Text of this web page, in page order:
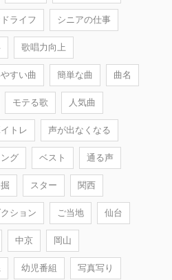
ライフ シニアの仕事
歌唱力向上
すい曲 簡単な曲 曲名
モテる歌 人気曲
トレ 声が出なくなる
グ ベスト 通る声
スター 関西
ション ご当地 仙台
中京 岡山
幼児番組 写真写り